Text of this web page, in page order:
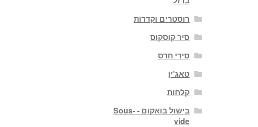
רוסטרים וקדרות
סיר קוסקוס
סירי חרס
טאג'ין
קלחות
בישול בואקום - Sous-
vide